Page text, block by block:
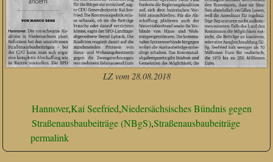
LZ vom 28.08.2018
Hannover,Kai Seefried,Niedersächsisches Bündnis gegen
Straßenausbaubeiträge (NBgS),Straßenausbaubeiträge
permalink